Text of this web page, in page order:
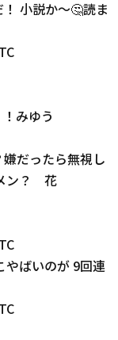
小説か〜🤔読ま
みゆう
だったら無視し
ン？ 花
やばいのが 9回連